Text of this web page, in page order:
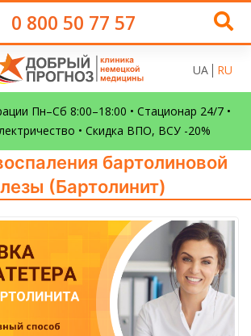
0 800 50 77 57
UA RU
Пн–Сб 8:00–18:00 • Стационар 24/7 •
• Скидка ВПО, ВСУ -20%
бартолиновой
(Бартолинит)